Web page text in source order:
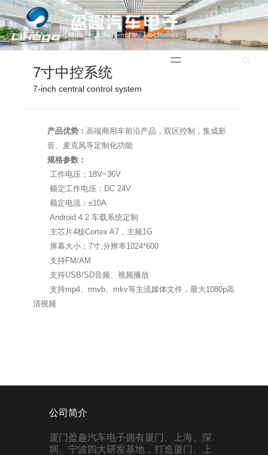
7寸中控系统
7-inch central control system
产品优势： 高端商用车前沿产品，双区控制，集成影
音、麦克风等定制化功能
规格参数：
工作电压：18V~36V
额定工作电压：DC 24V
额定电流：≤10A
Android 4.2 车载系统定制
主芯片4核Cortex A7，主频1G
屏幕大小：7寸,分辨率1024*600
支持FM/AM
支持USB/SD音频、视频播放
支持mp4、rmvb、mkv等主流媒体文件，最大1080p高
清视频
公司简介
厦门盈趣汽车电子拥有厦门、上海、深
圳、宁波四大研发基地，打造厦门、上